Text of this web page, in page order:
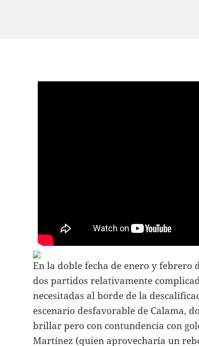
En la doble fecha de enero y febrero
dos partidos relativamente
necesitadas al borde de la
escenario desfavorable de Calama,
brillar pero con contundencia con
Martínez (quien aprovecharía un